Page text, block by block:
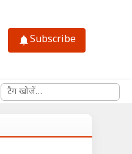
Subscribe
साइट में खोजें